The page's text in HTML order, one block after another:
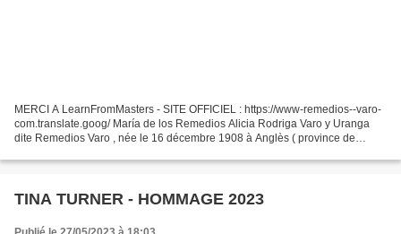
MERCI A LearnFromMasters - SITE OFFICIEL : https://www-remedios--varo-
com.translate.goog/ María de los Remedios Alicia Rodriga Varo y Uranga
dite Remedios Varo , née le 16 décembre 1908 à Anglès ( province de
TINA TURNER - HOMMAGE 2023